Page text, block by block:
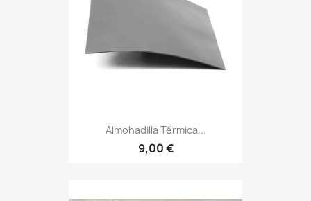
Almohadilla Térmica...
9,00 €